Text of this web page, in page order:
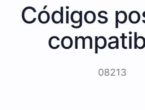
Códigos
08213